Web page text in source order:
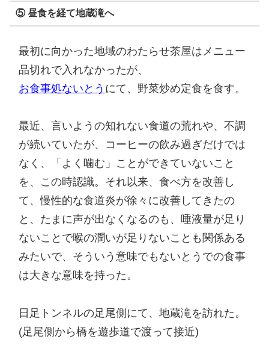
⑤ 昼食を経て地蔵滝へ
最初に向かった地域のわたらせ茶屋はメニュー
品切れで入れなかったが、
お食事処ないとう にて、野菜炒め定食を食す。
最近、言いようの知れない食道の荒れや、不調
が続いていたが、コーヒーの飲み過ぎだけでは
なく、「よく噛む」ことができていないこと
を、この時認識。それ以来、食べ方を改善し
て、慢性的な食道炎が徐々に改善してきたの
と、たまに声が出なくなるのも、唾液量が足り
ないことで喉の潤いが足りないことも関係ある
みたいで、そういう意味でもないとうでの食事
は大きな意味を持った。
日足トンネルの足尾側にて、地蔵滝を訪れた。
(足尾側から橋を遊歩道で渡って接近)